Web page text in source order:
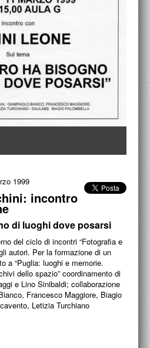
1999
incontro
di luoghi dove posarsi
del ciclo di incontri “Fotografia e
autori. Per la formazione di un
a “Puglia: luoghi e memorie.
dello spazio” coordinamento di
e Lino Sinibaldi; collaborazione
Francesco Maggiore, Biagio
Letizia Turchiano